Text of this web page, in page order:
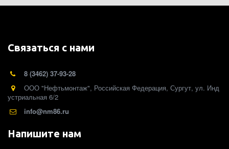
Связаться с нами
8 (3462) 37-93-28
ООО "Нефтьмонтаж", Российская Федерация, Сургут, ул. Инд
устриальная 6/2
info@nm86.ru
Напишите нам